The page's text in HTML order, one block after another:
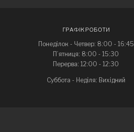
ГРАФІК РОБОТИ
Понеділок - Четвер: 8:00 - 16:45
П’ятниця: 8:00 - 15:30
Перерва: 12:00 - 12:30
Суббота - Неділя: Вихідний